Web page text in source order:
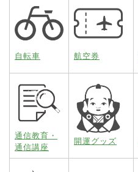
自転車 航空券
通信教育・
通信講座
開運グッズ